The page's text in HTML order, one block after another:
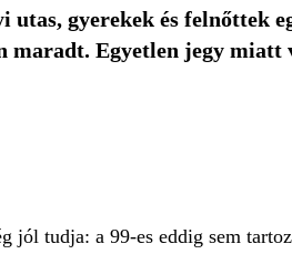
utas, gyerekek és felnőttek
maradt. Egyetlen jegy
jól tudja: a 99-es eddig sem